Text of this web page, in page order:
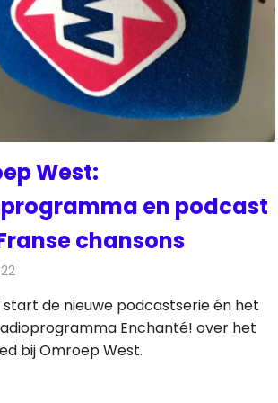
West:
en podcast
chansons
start de nieuwe podcastserie én het
Enchanté! over het
bij Omroep West.